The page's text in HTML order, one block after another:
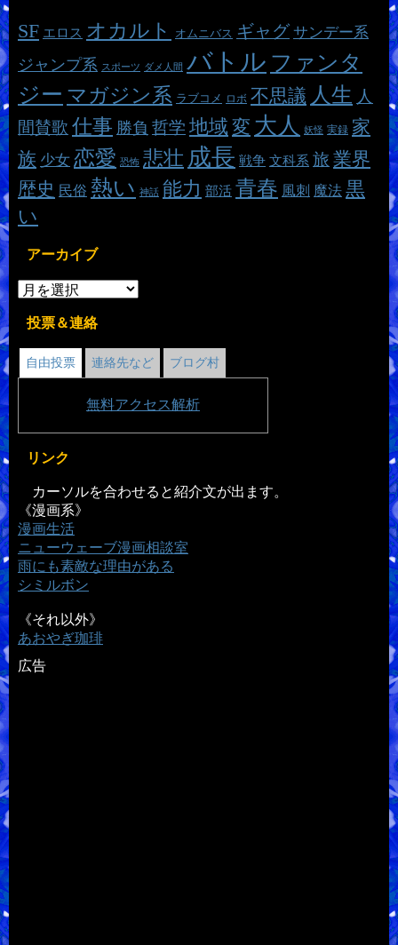
SF エロス オカルト オムニバス ギャグ サンデー系
ジャンプ系 スポーツ ダメ人間 バトル ファンタ
ジー マガジン系 ラブコメ ロボ 不思議 人生 人
間賛歌 仕事 勝負 哲学 地域 変 大人 妖怪 実録 家
族 少女 恋愛 恐怖 悲壮 成長 戦争 文科系 旅 業界
歴史 民俗 熱い 神話 能力 部活 青春 風刺 魔法 黒
い
アーカイブ
投票＆連絡
自由投票 連絡先など ブログ村
無料アクセス解析
リンク
カーソルを合わせると紹介文が出ます。
《漫画系》
漫画生活
ニューウェーブ漫画相談室
雨にも素敵な理由がある
シミルボン
《それ以外》
あおやぎ珈琲
広告